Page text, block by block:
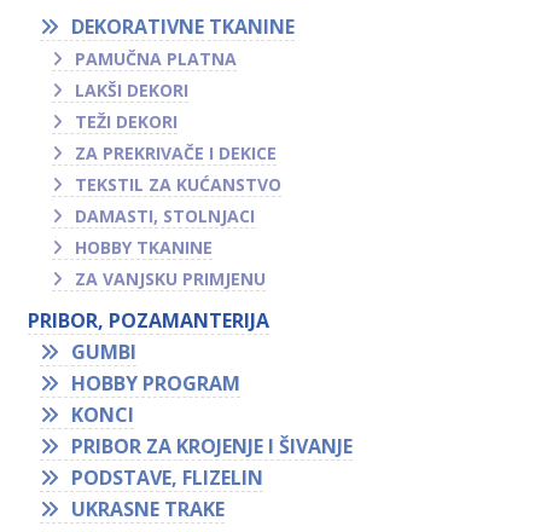
DEKORATIVNE TKANINE
PAMUČNA PLATNA
LAKŠI DEKORI
TEŽI DEKORI
ZA PREKRIVAČE I DEKICE
TEKSTIL ZA KUĆANSTVO
DAMASTI, STOLNJACI
HOBBY TKANINE
ZA VANJSKU PRIMJENU
PRIBOR, POZAMANTERIJA
GUMBI
HOBBY PROGRAM
KONCI
PRIBOR ZA KROJENJE I ŠIVANJE
PODSTAVE, FLIZELIN
UKRASNE TRAKE